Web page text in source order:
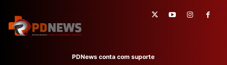
PDNews conta com suporte